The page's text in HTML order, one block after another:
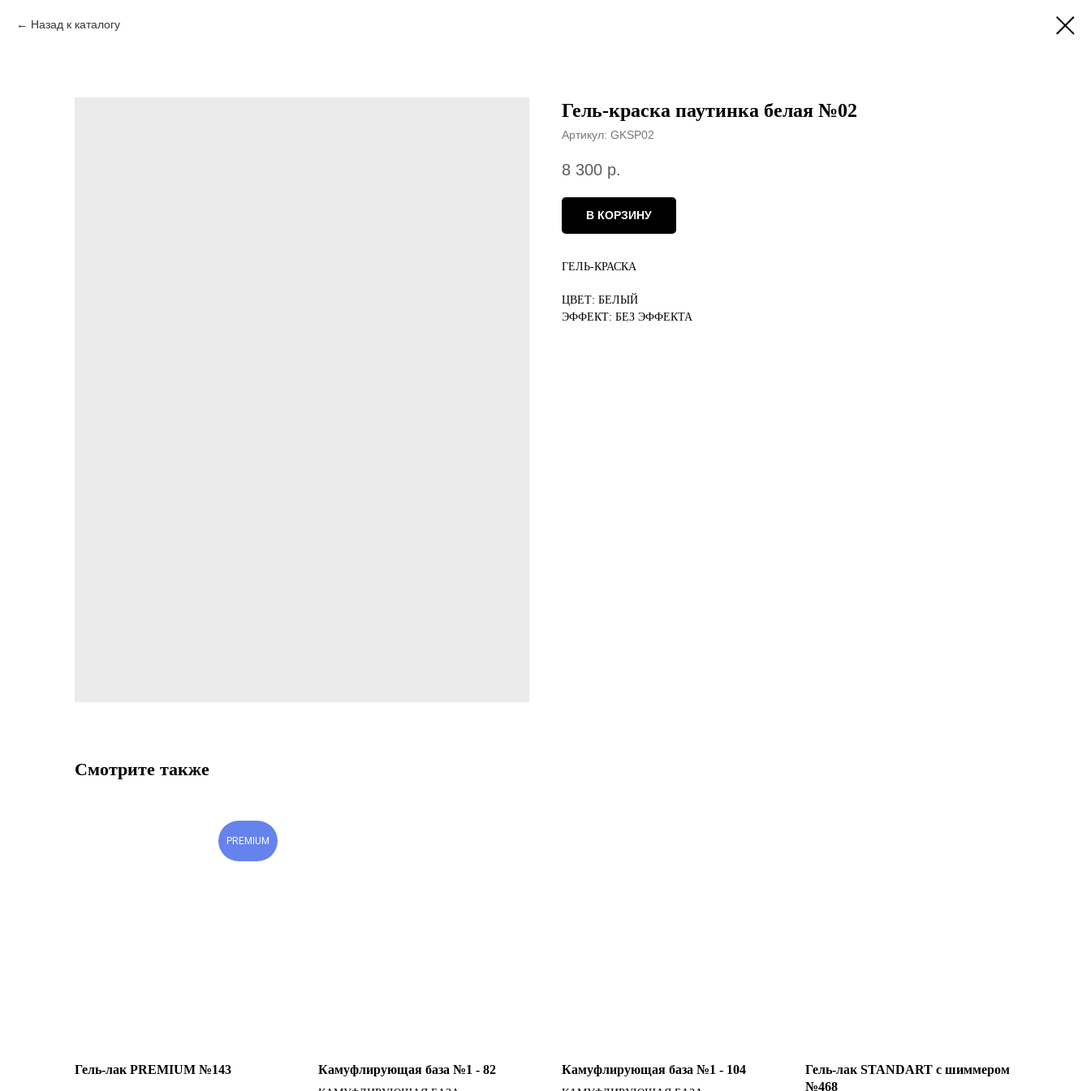
Назад к каталогу
Гель-краска паутинка белая №02
Артикул: GKSP02
8 300 р.
В КОРЗИНУ
ГЕЛЬ-КРАСКА
ЦВЕТ: БЕЛЫЙ
ЭФФЕКТ: БЕЗ ЭФФЕКТА
Смотрите также
PREMIUM
Гель-лак PREMIUM №143 Камуфлирующая база №1 - 82 Камуфлирующая база №1 - 104
Гель-лак STANDART с шиммером
№468